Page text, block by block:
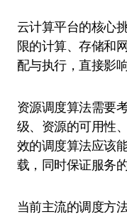
云计算平台的核心挑战之一是资源调度，如何在有
限的计算、存储和
配与执行，直接影
资源调度算法需要
级、资源的可用性
效的调度算法应该
载，同时保证服务
当前主流的调度方